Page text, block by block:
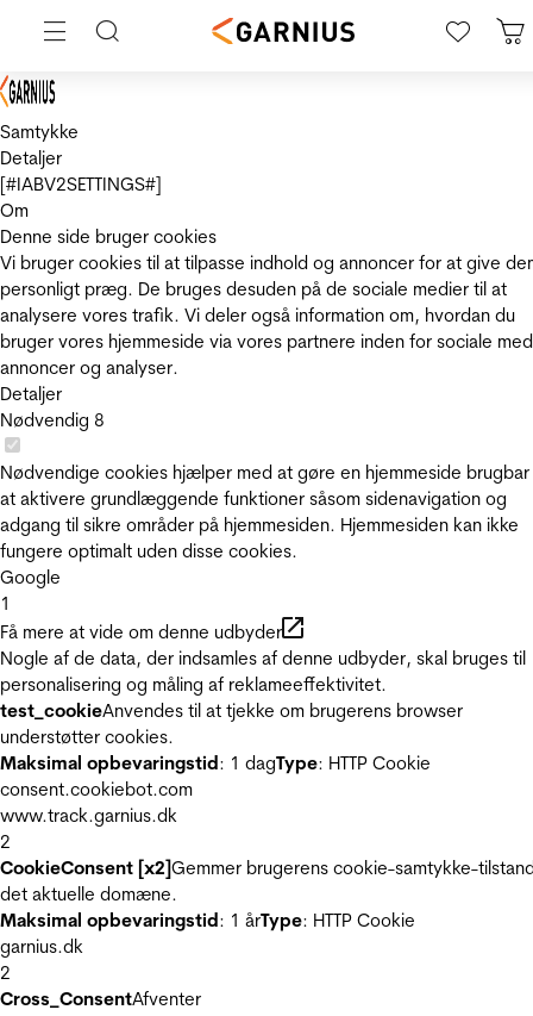
Samtykke
Detaljer
[#IABV2SETTINGS#]
Om
Denne side bruger cookies
Vi bruger cookies til at tilpasse indhold og annoncer for at give
personligt præg. De bruges desuden på de sociale medier til at
analysere vores trafik. Vi deler også information om, hvordan du
bruger vores hjemmeside via vores partnere inden for sociale
annoncer og analyser.
Detaljer
Nødvendig 8
Nødvendige cookies hjælper med at gøre en hjemmeside
at aktivere grundlæggende funktioner såsom sidenavigation og
adgang til sikre områder på hjemmesiden. Hjemmesiden kan ikke
fungere optimalt uden disse cookies.
Google
1
Få mere at vide om denne udbyder
Nogle af de data, der indsamles af denne udbyder, skal bruges til
personalisering og måling af reklameeffektivitet.
test_cookieAnvendes til at tjekke om brugerens browser
understøtter cookies.
Maksimal opbevaringstid: 1 dagType: HTTP Cookie
consent.cookiebot.com
www.track.garnius.dk
2
CookieConsent [x2]Gemmer brugerens cookie-samtykke-
det aktuelle domæne.
Maksimal opbevaringstid: 1 årType: HTTP Cookie
garnius.dk
2
Cross_ConsentAfventer